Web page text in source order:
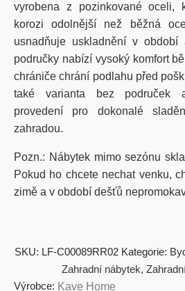
vyrobena z pozinkované oceli,
korozi odolnější než běžná
usnadňuje uskladnění v období
područky nabízí vysoký komfort
chrániče chrání podlahu před
také varianta bez područek
provedení pro dokonalé
zahradou.
Pozn.: Nábytek mimo sezónu
Pokud ho chcete nechat venku,
zimě a v období dešťů
SKU: LF-C00089RR02 Kategorie:
Zahradní nábytek,
Výrobce: Kave Home